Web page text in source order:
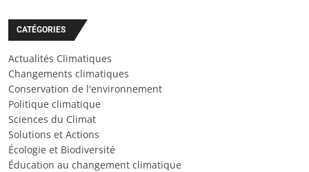
CATÉGORIES
Actualités Climatiques
Changements climatiques
Conservation de l'environnement
Politique climatique
Sciences du Climat
Solutions et Actions
Écologie et Biodiversité
Éducation au changement climatique